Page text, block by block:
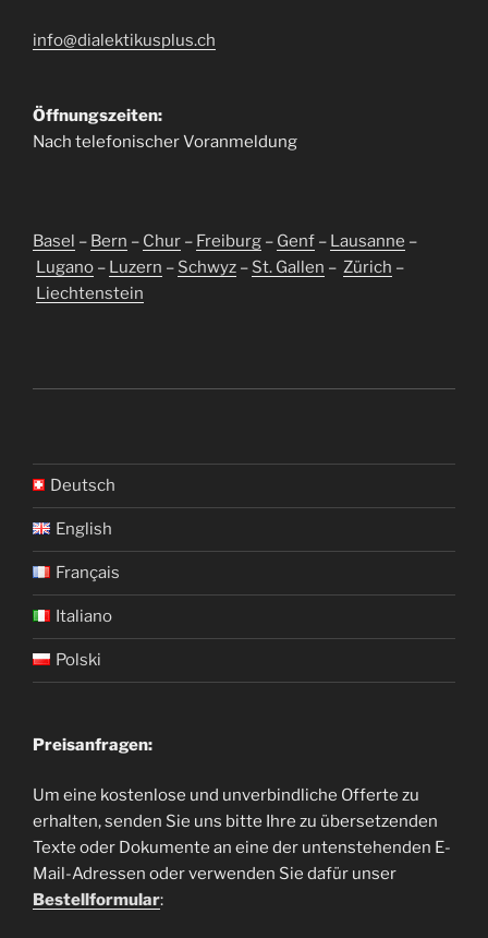
info@dialektikusplus.ch
Öffnungszeiten:
Nach telefonischer Voranmeldung
Basel – Bern – Chur – Freiburg – Genf – Lausanne –
Lugano – Luzern – Schwyz – St. Gallen – Zürich –
Liechtenstein
Deutsch
English
Français
Italiano
Polski
Preisanfragen:
Um eine kostenlose und unverbindliche Offerte zu
erhalten, senden Sie uns bitte Ihre zu übersetzenden
Texte oder Dokumente an eine der untenstehenden E-
Mail-Adressen oder verwenden Sie dafür unser
Bestellformular: